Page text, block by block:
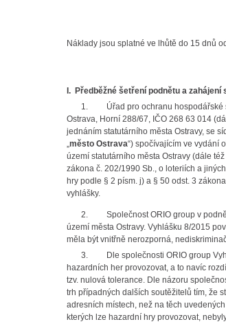
Náklady jsou splatné ve lhůtě do 15 dnů
I. Předběžné šetření podnětu a zahájení
1.
Úřad pro ochranu hospodářské
Ostrava, Horní 288/67, IČO 268 63 014
jednáním statutárního města Ostravy, se
„město Ostrava“) spočívajícím ve vydání
území statutárního města Ostravy (dále též
zákona č. 202/1990 Sb., o loteriích a
hry podle § 2 písm. j) a § 50 odst. 3
vyhlášky.
2. Společnost ORIO group v
území města Ostravy. Vyhlášku 8/2015
měla být vnitřně nerozporná,
3.
Dle společnosti ORIO group
hazardních her provozovat, a to navíc
tzv. nulová tolerance. Dle názoru
trh případných dalších soutěžitelů tím, že
adresních místech, než na těch
kterých lze hazardní hry provozovat,